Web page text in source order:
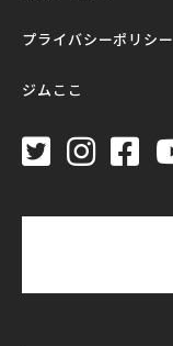
プライバシーポリシー
ジムここ